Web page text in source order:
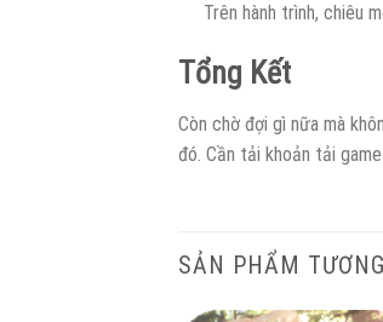
Trên hành trình, chiêu
Tổng Kết
Còn chờ đợi gì nữa mà
đó. Cần tải khoản tải game
SẢN PHẨM